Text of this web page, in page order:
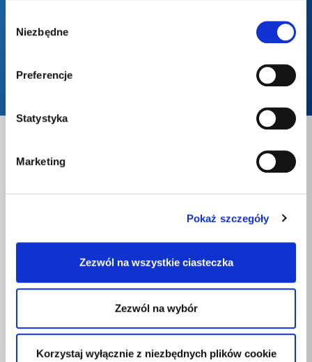
zgody
Niezbędne
Preferencje
Statystyka
Marketing
Pokaż szczegóły
Zezwól na wszystkie ciasteczka
Zezwól na wybór
Korzystaj wyłącznie z niezbędnych plików cookie
Formularz Kontaktowy
Zamów gaz
Rozwiązania
LPG Butle
LPG Zbiorniki
Liczniki klient pojedyńczy i zbiorowy
Rozwiązania
Przedsiębiorstwa